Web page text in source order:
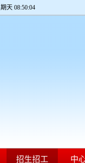
天 08:50:05
招生招工 中